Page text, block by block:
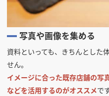
写真や画像を集める
資料といっても、きちんとした
せん。
イメージに合った既存店舗の写
などを活用するのがオススメで